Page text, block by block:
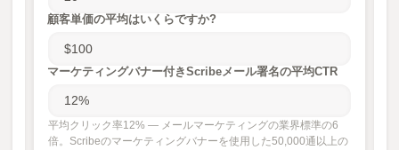
顧客単価の平均はいくらですか?
マーケティングバナー付きScribeメール署名の平均CTR
平均クリック率12% — メールマーケティングの業界標準の6
倍。Scribeのマーケティングバナーを使用した50,000通以上の